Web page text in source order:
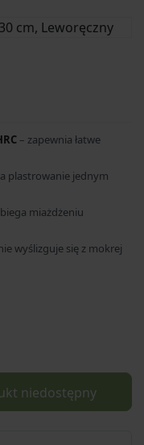
– zapewnia łatwe
plastrowanie jednym
miażdżeniu
wyślizguje się z mokrej
niedostępny